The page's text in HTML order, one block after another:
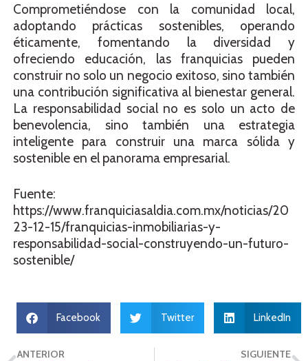
Comprometiéndose con la comunidad local,
adoptando prácticas sostenibles, operando
éticamente, fomentando la diversidad y
ofreciendo educación, las franquicias pueden
construir no solo un negocio exitoso, sino también
una contribución significativa al bienestar general.
La responsabilidad social no es solo un acto de
benevolencia, sino también una estrategia
inteligente para construir una marca sólida y
sostenible en el panorama empresarial.
Fuente:
https://www.franquiciasaldia.com.mx/noticias/20
23-12-15/franquicias-inmobiliarias-y-
responsabilidad-social-construyendo-un-futuro-
sostenible/
Facebook Twitter LinkedIn
ANTERIOR SIGUIENTE